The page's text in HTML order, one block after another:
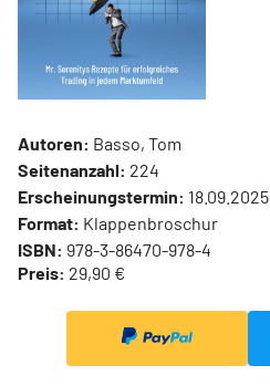
Autoren: Basso, Tom
Seitenanzahl: 224
Erscheinungstermin: 18.09.2025
Format: Klappenbroschur
ISBN: 978-3-86470-978-4
Preis: 29,90 €